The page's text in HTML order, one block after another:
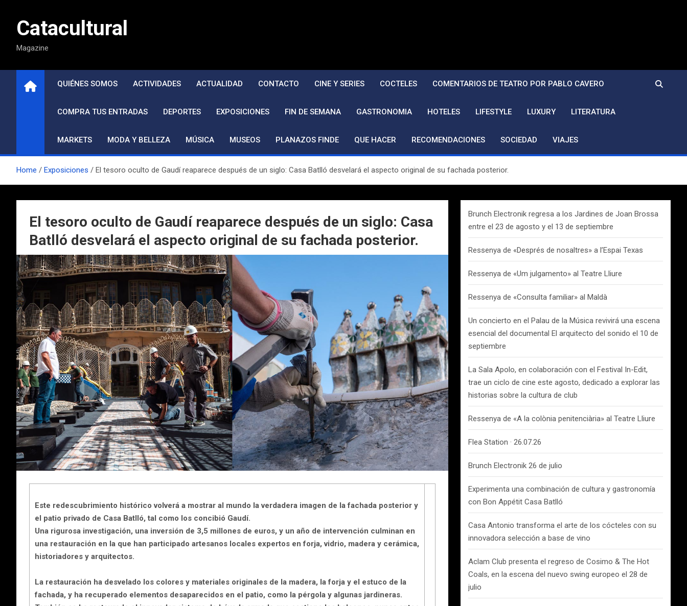
contenidoCatacultural
Magazine
QUIÉNES SOMOS ACTIVIDADES ACTUALIDAD CONTACTO CINE Y SERIES COCTELES COMENTARIOS DE TEATRO POR PABLO CAVERO
COMPRA TUS ENTRADAS DEPORTES EXPOSICIONES FIN DE SEMANA GASTRONOMIA HOTELES LIFESTYLE LUXURY LITERATURA
MARKETS MODA Y BELLEZA MÚSICA MUSEOS PLANAZOS FINDE QUE HACER RECOMENDACIONES SOCIEDAD VIAJES
Home Exposiciones El tesoro oculto de Gaudí reaparece después de un siglo: Casa Batlló desvelará el aspecto original de su fachada posterior.
El tesoro oculto de Gaudí reaparece después de un siglo: Casa
Batlló desvelará el aspecto original de su fachada posterior.
Este redescubrimiento histórico volverá a mostrar al mundo la verdadera imagen de la fachada posterior y
el patio privado de Casa Batlló, tal como los concibió Gaudí.
Una rigurosa investigación, una inversión de 3,5 millones de euros, y un año de intervención culminan en
una restauración en la que han participado artesanos locales expertos en forja, vidrio, madera y cerámica,
historiadores y arquitectos.
La restauración ha desvelado los colores y materiales originales de la madera, la forja y el estuco de la
fachada, y ha recuperado elementos desaparecidos en el patio, como la pérgola y algunas jardineras.
Brunch Electronik regresa a los Jardines de Joan Brossa
entre el 23 de agosto y el 13 de septiembre
Ressenya de «Després de nosaltres» a l’Espai Texas
Ressenya de «Um julgamento» al Teatre Lliure
Ressenya de «Consulta familiar» al Maldà
Un concierto en el Palau de la Música revivirá una escena
esencial del documental El arquitecto del sonido el 10 de
septiembre
La Sala Apolo, en colaboración con el Festival In-Edit,
trae un ciclo de cine este agosto, dedicado a explorar las
historias sobre la cultura de club
Ressenya de «A la colònia penitenciària» al Teatre Lliure
Flea Station · 26.07.26
Brunch Electronik 26 de julio
Experimenta una combinación de cultura y gastronomía
con Bon Appétit Casa Batlló
Casa Antonio transforma el arte de los cócteles con su
innovadora selección a base de vino
Aclam Club presenta el regreso de Cosimo & The Hot
Coals, en la escena del nuevo swing europeo el 28 de
julio